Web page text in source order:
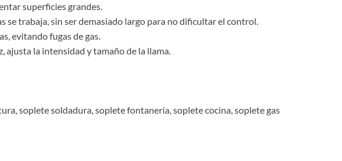
superficies grandes.
trabaja, sin ser demasiado largo para no dificultar el control.
evitando fugas de gas.
ajusta la intensidad y tamaño de la llama.
soplete soldadura, soplete fontanería, soplete cocina, soplete gas